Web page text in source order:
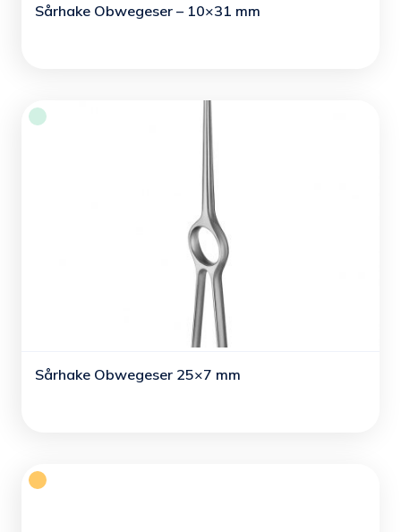
Sårhake Obwegeser – 10×31 mm
Sårhake Obwegeser 25×7 mm